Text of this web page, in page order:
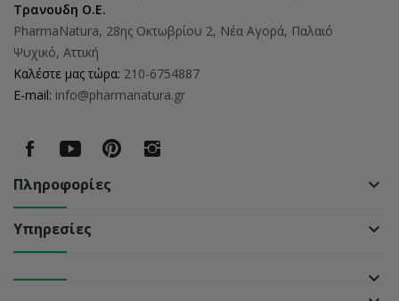
Τρανουδη Ο.Ε.
PharmaNatura, 28ης Οκτωβρίου 2, Νέα Αγορά, Παλαιό
Ψυχικό, Αττική
Καλέστε μας τώρα: 210-6754887
E-mail: info@pharmanatura.gr
Πληροφορίες keyboard_arrow_down
Υπηρεσίες keyboard_arrow_down
keyboard_arrow_down